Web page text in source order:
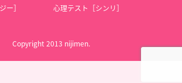
ー］
心理テスト［シンリ］
Copyright 2013 nijimen.